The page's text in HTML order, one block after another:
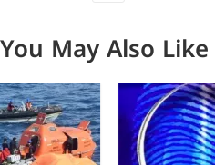
You May Also Like